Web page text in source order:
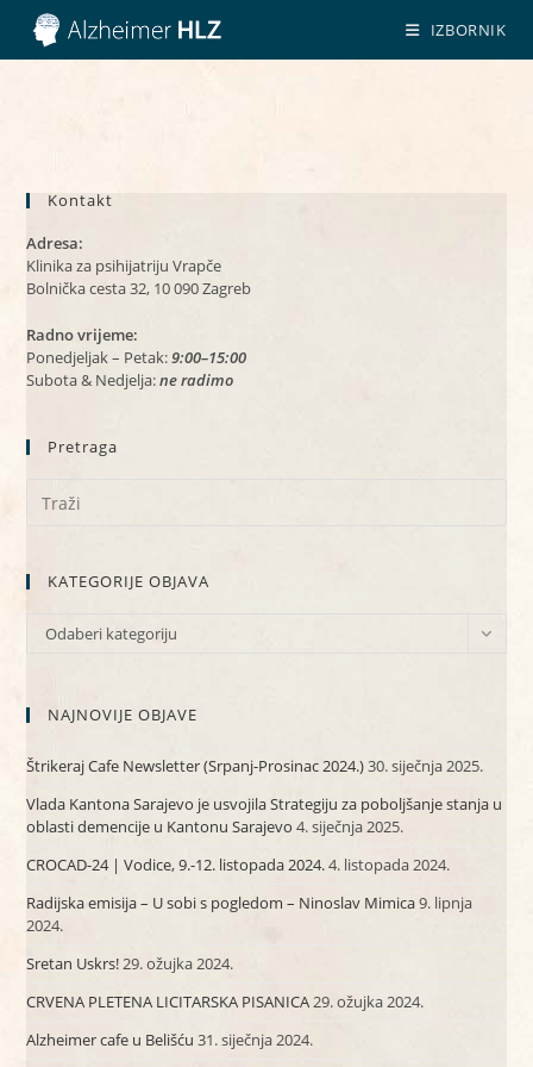
Preskoči
sadržaj
IZBORNIK
Kontakt
Adresa:
Klinika za psihijatriju Vrapče
Bolnička cesta 32, 10 090 Zagreb
Radno vrijeme:
Ponedjeljak – Petak:9:00–15:00
Subota & Nedjelja:ne radimo
Pretraga
KATEGORIJE OBJAVA
KATEGORIJE
Odaberi kategoriju
NAJNOVIJE OBJAVE
Štrikeraj Cafe Newsletter (Srpanj-Prosinac 2024.)30. siječnja 2025.
Vlada Kantona Sarajevo je usvojila Strategiju za poboljšanje stanja u
oblasti demencije u Kantonu Sarajevo 4. siječnja 2025.
CROCAD-24 | Vodice, 9.-12. listopada 2024.4. listopada 2024.
Radijska emisija – U sobi s pogledom – Ninoslav Mimica9. lipnja
2024.
Sretan Uskrs!29. ožujka 2024.
CRVENA PLETENA LICITARSKA PISANICA29. ožujka 2024.
Alzheimer cafe u Belišću 31. siječnja 2024.